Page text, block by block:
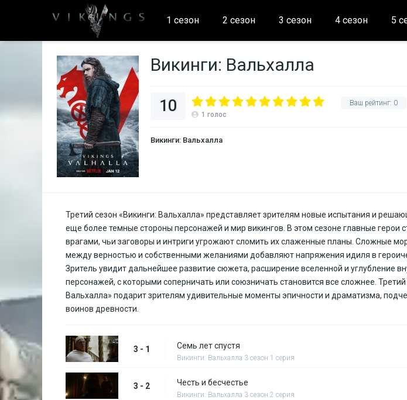
1 сезон 2 сезон 3 сезон 4 сезон 5
Викинги: Вальхалла
Ваш рейтинг: 0
10 1 голос
Викинги: Вальхалла
Третий сезон «Викинги: Вальхалла» представляет зрителям новые испытания и
еще более темные стороны персонажей и мир викингов. В этом сезоне главные герои
врагами, чьи заговоры и интриги угрожают сломить их слаженные планы. Сложные
между верностью и собственными желаниями добавляют напряжения идиля в
Зритель увидит дальнейшее развитие сюжета, расширение вселенной и углубление
персонажей, с которыми соперничать или союзничать становится все сложнее. Третий
Вальхалла» подарит зрителям удивительные моменты эпичности и драматизма,
воинов древности.
3 - 1 Семь лет спустя
Викинги: Вальхалла 3 сезон 1 серия
3 - 2 Честь и бесчестье
Викинги: Вальхалла 3 сезон 2 серия